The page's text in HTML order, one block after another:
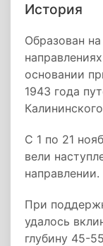
История
Образован
основании
1943 года
С 1 по 21
вели
направлении.
При
удалось
глубину 45-